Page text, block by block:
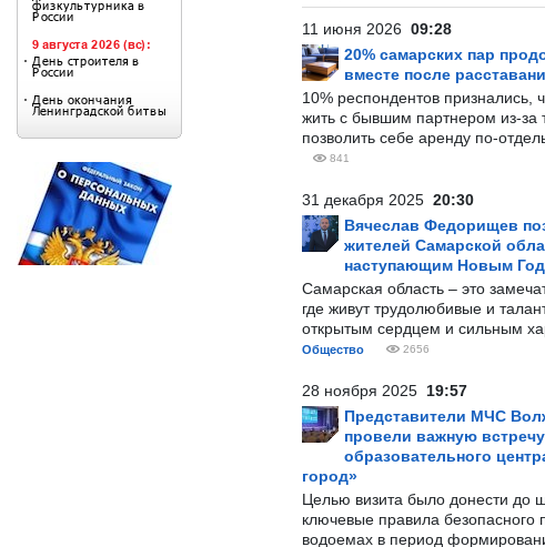
11 июня 2026 09:28
20% самарских пар
вместе после
10% респондентов признались,
жить с бывшим партнером из-за
позволить себе аренду по-
841
31 декабря 2025 20:30
Вячеслав Федорищев
жителей Самарской
наступающим Новым
Самарская область – это
где живут трудолюбивые и
открытым сердцем и сильным
Общество 2656
28 ноября 2025 19:57
Представители МЧС
провели важную
образовательного
город»
Целью визита было донести до
ключевые правила безопасного
водоемах в период